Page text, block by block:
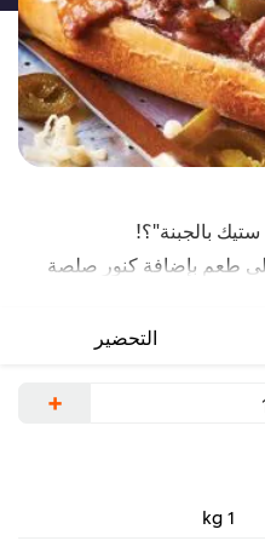
بالجبنة"؟!
طعم بإضافة كنور صلصة
التحضير